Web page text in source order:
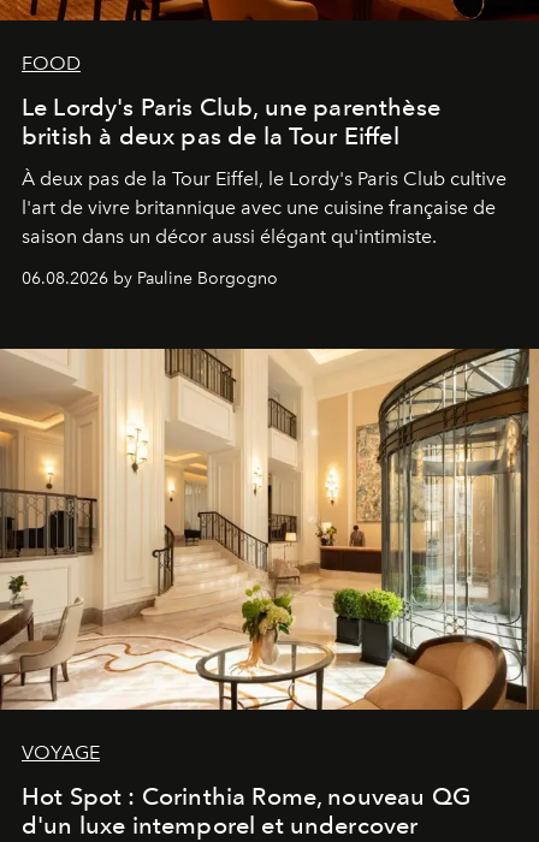
FOOD
Le Lordy's Paris Club, une parenthèse
british à deux pas de la Tour Eiffel
À deux pas de la Tour Eiffel, le Lordy's Paris Club cultive
l'art de vivre britannique avec une cuisine française de
saison dans un décor aussi élégant qu'intimiste.
06.08.2026 by Pauline Borgogno
VOYAGE
Hot Spot : Corinthia Rome, nouveau QG
d'un luxe intemporel et undercover